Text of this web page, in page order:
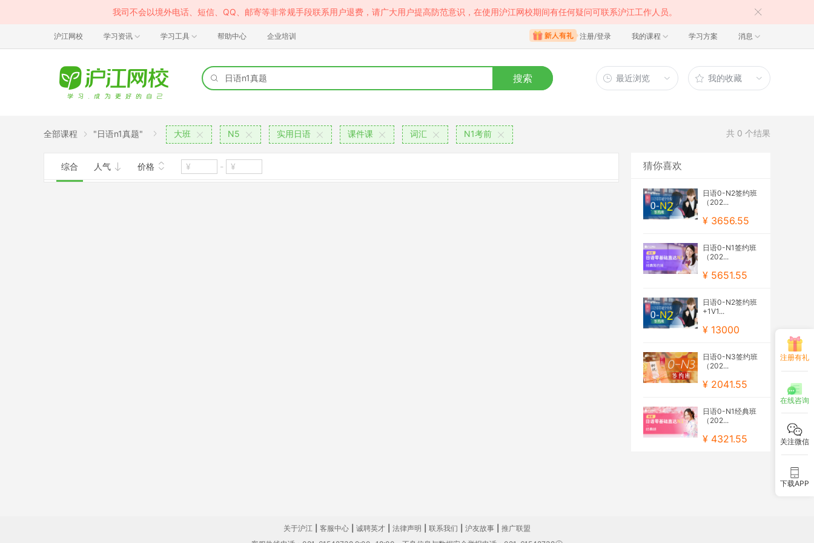
我司不会以境外电话、短信、QQ、邮寄等非常规手段联系用户退费，请广大用户提高防范意识，在使用沪江网校期间有任何疑问可联系沪江工作人员。
沪江网校 学习资讯 学习工具 帮助中心 企业培训 注册/登录 我的课程 学习方案 消息
搜索 最近浏览 我的收藏
全部课程 "日语n1真题" 大班 N5 实用日语 课件课 词汇 N1考前 共 0 个结果
综合 人气 价格 - 猜你喜欢
日语0-N2签约班
（202...
¥ 3656.55
日语0-N1签约班
（202...
¥ 5651.55
日语0-N2签约班
+1V1...
¥ 13000
日语0-N3签约班
（202...
¥ 2041.55
日语0-N1经典班
（202...
¥ 4321.55
注册有礼
在线咨询
关注微信
下载APP
关于沪江 客服中心 诚聘英才 法律声明 联系我们 沪友故事
推广联盟